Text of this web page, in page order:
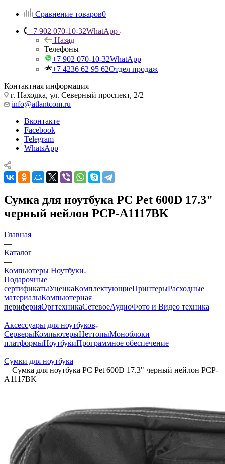
Сравнение товаров0
+7 902 070-10-32WhatApp
Назад
Телефоны
+7 902 070-10-32WhatApp
+7 4236 62 95 62Отдел продаж
Контактная информация
г. Находка, ул. Северный проспект, 2/2
info@atlantcom.ru
Вконтакте
Facebook
Telegram
WhatsApp
Сумка для ноутбука PC Pet 600D 17.3"
черный нейлон PCP-A1117BK
Главная
—
Каталог
—
Компьютеры Ноутбуки
Подарочные
сертификатыУценкаКомплектующиеПринтерыРасходные
материалыКомпьютерная
периферияОргтехникаСетевоеАудиоФото и Видео техника
—
Аксессуары для ноутбуков
СерверыКомпьютерыНеттопыМоноблоки
платформыНоутбукиПрограммное обеспечение
—
Сумки для ноутбука
—Сумка для ноутбука PC Pet 600D 17.3" черный нейлон PCP-
A1117BK